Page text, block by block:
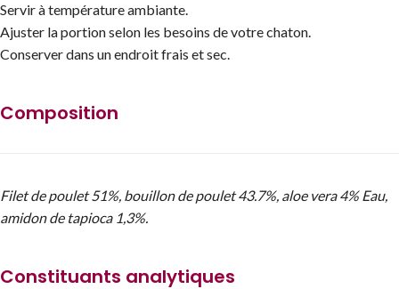
Servir à température ambiante.
Ajuster la portion selon les besoins de votre chaton.
Conserver dans un endroit frais et sec.
Composition
Filet de poulet 51%, bouillon de poulet 43.7%, aloe vera 4% Eau,
amidon de tapioca 1,3%.
Constituants analytiques